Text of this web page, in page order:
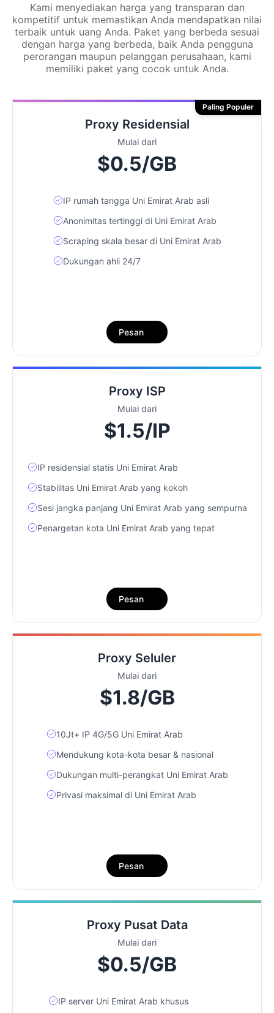
Kami menyediakan harga yang transparan dan
kompetitif untuk memastikan Anda mendapatkan nilai
terbaik untuk uang Anda. Paket yang berbeda sesuai
dengan harga yang berbeda, baik Anda pengguna
perorangan maupun pelanggan perusahaan, kami
memiliki paket yang cocok untuk Anda.
Proxy Residensial
Mulai dari
$0.5/GB
IP rumah tangga Uni Emirat Arab asli
Anonimitas tertinggi di Uni Emirat Arab
Scraping skala besar di Uni Emirat Arab
Dukungan ahli 24/7
Paling Populer
Pesan
Proxy ISP
Mulai dari
$1.5/IP
IP residensial statis Uni Emirat Arab
Stabilitas Uni Emirat Arab yang kokoh
Sesi jangka panjang Uni Emirat Arab yang sempurna
Penargetan kota Uni Emirat Arab yang tepat
Pesan
Proxy Seluler
Mulai dari
$1.8/GB
10Jt+ IP 4G/5G Uni Emirat Arab
Mendukung kota-kota besar & nasional
Dukungan multi-perangkat Uni Emirat Arab
Privasi maksimal di Uni Emirat Arab
Pesan
Proxy Pusat Data
Mulai dari
$0.5/GB
IP server Uni Emirat Arab khusus